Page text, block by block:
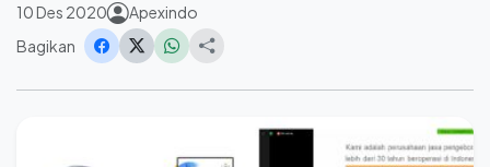
10 Des 2020
Apexindo
Bagikan